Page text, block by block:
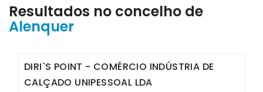
Resultados no concelho de
Alenquer
DIRI`S POINT - COMÉRCIO INDÚSTRIA DE
CALÇADO UNIPESSOAL LDA